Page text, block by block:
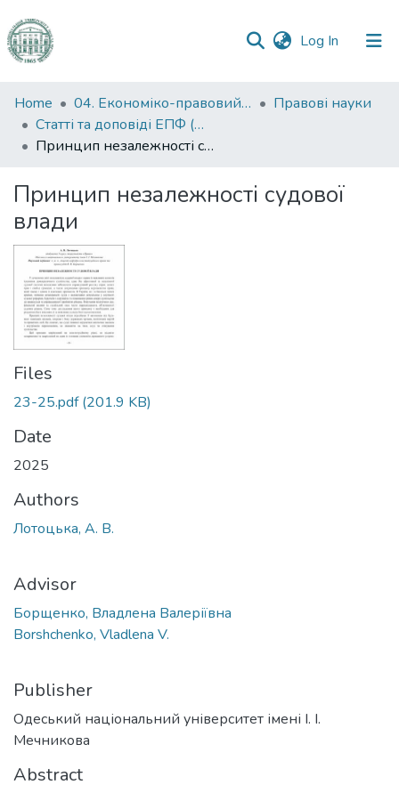
Log In (current)
Communities
&
Collections
Statistics
Home 04. Економіко-правовий факультет
Правові науки
Статті та доповіді ЕПФ (Правові науки)
Принцип незалежності судової влади
Принцип незалежності судової
влади
Files
23-25.pdf(201.9 KB)
Date
2025
Authors
Лотоцька, А. В.
Advisor
Борщенко, Владлена Валеріївна
Borshchenko, Vladlena V.
Publisher
Одеський національний університет імені І. І.
Мечникова
Abstract